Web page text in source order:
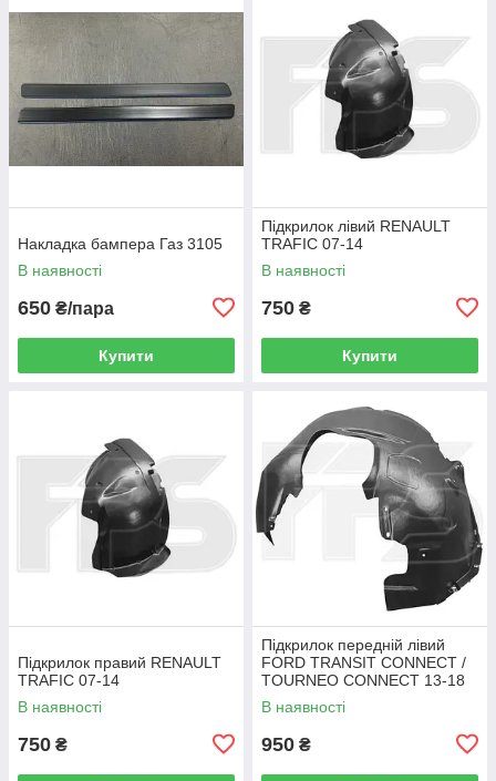
Накладка бампера Газ 3105
В наявності
650 ₴/пара
Купити
Підкрилок лівий RENAULT
TRAFIC 07-14
В наявності
750 ₴
Купити
Підкрилок правий RENAULT
TRAFIC 07-14
В наявності
750 ₴
Підкрилок передній лівий
FORD TRANSIT CONNECT /
TOURNEO CONNECT 13-18
В наявності
950 ₴